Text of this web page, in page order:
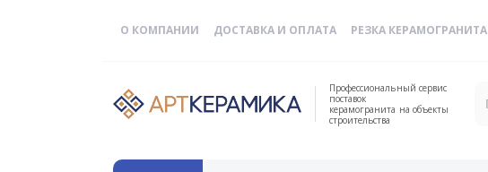
О КОМПАНИИ ДОСТАВКА И ОПЛАТА РЕЗКА КЕРАМОГРАНИТА
Профессиональный сервис
поставок
керамогранита на объекты
строительства